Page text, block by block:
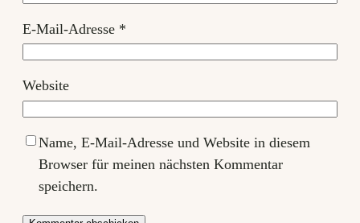
E-Mail-Adresse *
Website
Name, E-Mail-Adresse und Website in diesem
Browser für meinen nächsten Kommentar
speichern.